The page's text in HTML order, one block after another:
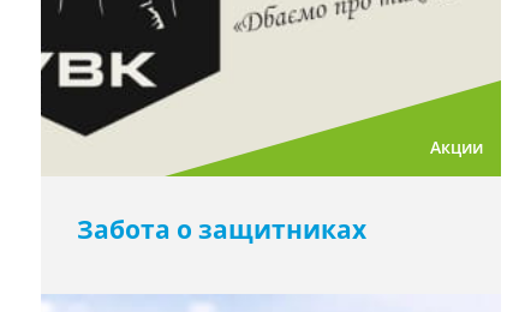
Акции
Забота о защитниках